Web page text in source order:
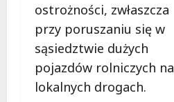
ostrożności, zwłaszcza
przy poruszaniu się w
sąsiedztwie dużych
pojazdów rolniczych na
lokalnych drogach.